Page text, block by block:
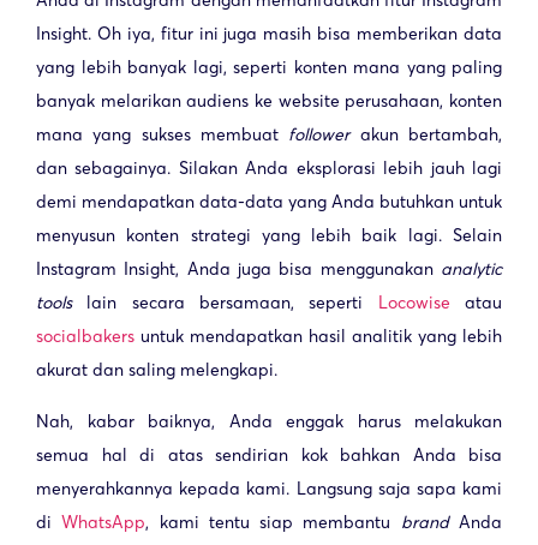
Insight. Oh iya, fitur ini juga masih bisa memberikan data
yang lebih banyak lagi, seperti konten mana yang paling
banyak melarikan audiens ke website perusahaan, konten
mana yang sukses membuat followerakun bertambah,
dan sebagainya. Silakan Anda eksplorasi lebih jauh lagi
demi mendapatkan data-data yang Anda butuhkan untuk
menyusun konten strategi yang lebih baik lagi. Selain
Instagram Insight, Anda juga bisa menggunakan analytic
toolslain secara bersamaan, seperti Locowise atau
socialbakers untuk mendapatkan hasil analitik yang lebih
akurat dan saling melengkapi.
Nah, kabar baiknya, Anda enggak harus melakukan
semua hal di atas sendirian kok bahkan Anda bisa
menyerahkannya kepada kami. Langsung saja sapa kami
diWhatsApp, kami tentu siap membantu brandAnda